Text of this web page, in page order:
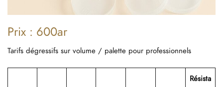
Prix : 600ar
Tarifs dégressifs sur volume / palette pour professionnels
Résista